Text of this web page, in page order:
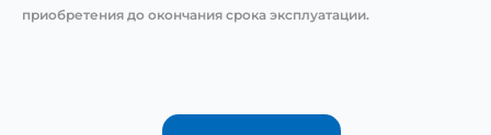
приобретения до окончания срока эксплуатации.